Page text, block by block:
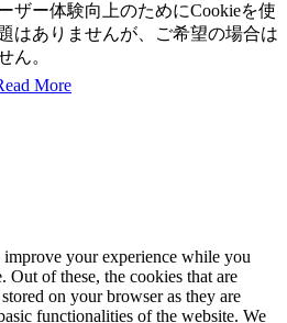
ザー体験向上のためにCookieを使
はありませんが、ご希望の場合は
ん。
More
your experience while you
Out of these, the cookies that are
on your browser as they are
functionalities of the website. We